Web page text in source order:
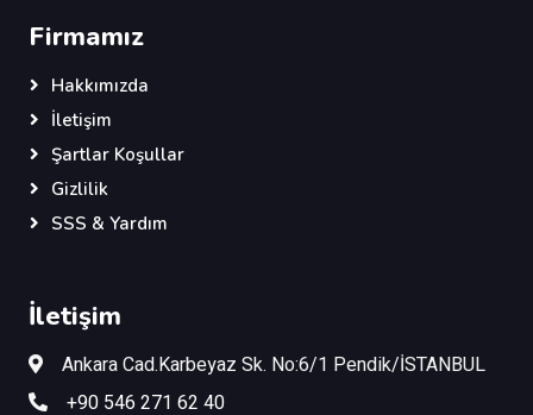
Firmamız
Hakkımızda
İletişim
Şartlar Koşullar
Gizlilik
SSS & Yardım
İletişim
Ankara Cad.Karbeyaz Sk. No:6/1 Pendik/İSTANBUL
+90 546 271 62 40